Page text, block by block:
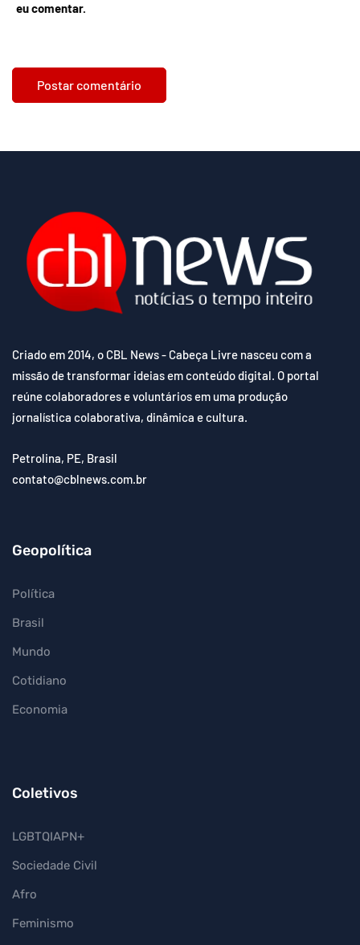
eu comentar.
Criado em 2014, o CBL News - Cabeça Livre nasceu com a
missão de transformar ideias em conteúdo digital. O portal
reúne colaboradores e voluntários em uma produção
jornalística colaborativa, dinâmica e cultura.
Petrolina, PE, Brasil
contato@cblnews.com.br
Geopolítica
Política
Brasil
Mundo
Cotidiano
Economia
Coletivos
LGBTQIAPN+
Sociedade Civil
Afro
Feminismo